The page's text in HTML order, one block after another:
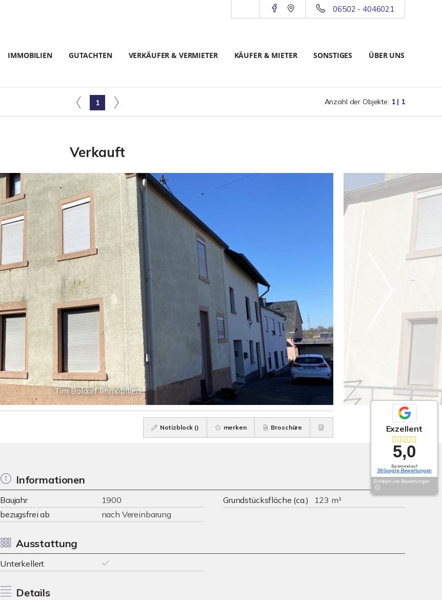
06502 - 4046021
IMMOBILIEN GUTACHTEN VERKÄUFER & VERMIETER KÄUFER & MIETER SONSTIGES ÜBER UNS
1 Anzahl der Objekte: 1 | 1
Verkauft
Tim Boldorf Immobilien
Notizblock () merken Broschüre
Informationen
Baujahr 1900 Grundstücksfläche (ca.)
123 m²
bezugsfrei ab
nach Vereinbarung
Ausstattung
Unterkellert
Details
Exzellent
5,0
Basierend auf
38 Google-Bewertungen
Echtheit von Bewertungen